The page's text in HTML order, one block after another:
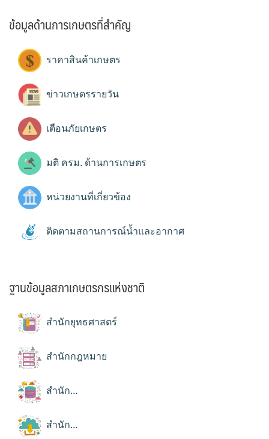
ข้อมูลด้านการเกษตรที่สำคัญ
ราคาสินค้าเกษตร
ข่าวเกษตรรายวัน
เตือนภัยเกษตร
มติ ครม. ด้านการเกษตร
หน่วยงานที่เกี่ยวข้อง
ติดตามสถานการณ์น้ำและอากาศ
ฐานข้อมูลสภาเกษตรกรแห่งชาติ
สำนักยุทธศาสตร์
สำนักกฎหมาย
สำนัก...
สำนัก...